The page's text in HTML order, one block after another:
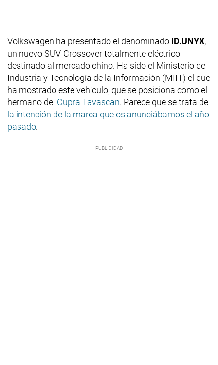
Volkswagen ha presentado el denominado ID.UNYX,
un nuevo SUV-Crossover totalmente eléctrico
destinado al mercado chino. Ha sido el Ministerio de
Industria y Tecnología de la Información (MIIT) el que
ha mostrado este vehículo, que se posiciona como el
hermano del Cupra Tavascan. Parece que se trata de
la intención de la marca que os anunciábamos el año
pasado.